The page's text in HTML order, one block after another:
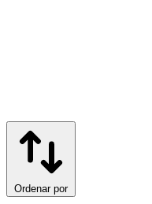
Ordenar por